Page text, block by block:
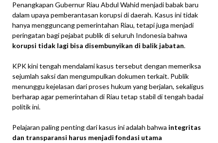
Penangkapan Gubernur Riau Abdul Wahid menjadi babak baru
dalam upaya pemberantasan korupsi di daerah. Kasus ini tidak
hanya mengguncang pemerintahan Riau, tetapi juga menjadi
peringatan bagi pejabat publik di seluruh Indonesia bahwa
korupsi tidak lagi bisa disembunyikan di balik jabatan.
KPK kini tengah mendalami kasus tersebut dengan memeriksa
sejumlah saksi dan mengumpulkan dokumen terkait. Publik
menunggu kejelasan dari proses hukum yang berjalan, sekaligus
berharap agar pemerintahan di Riau tetap stabil di tengah badai
politik ini.
Pelajaran paling penting dari kasus ini adalah bahwa integritas
dan transparansi harus menjadi fondasi utama